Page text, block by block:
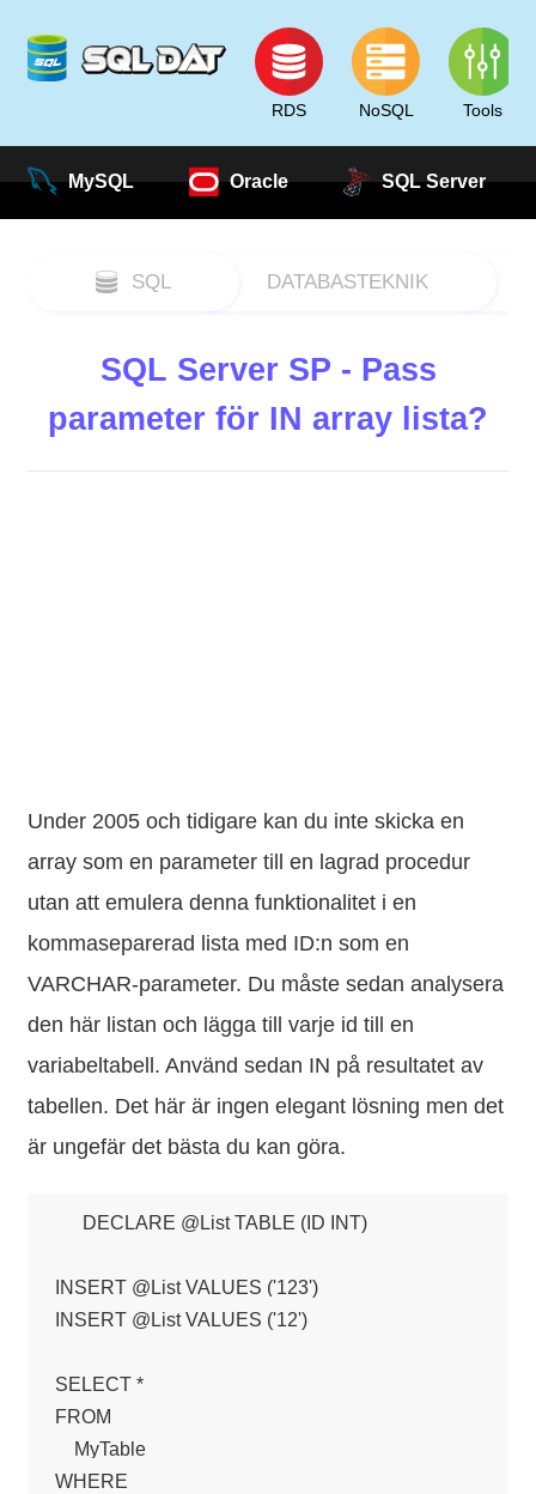
RDS NoSQL Tools
MySQL Oracle SQL Server
SQL DATABASTEKNIK
SQL Server SP - Pass
parameter för IN array lista?
Under 2005 och tidigare kan du inte skicka en
array som en parameter till en lagrad procedur
utan att emulera denna funktionalitet i en
kommaseparerad lista med ID:n som en
VARCHAR-parameter. Du måste sedan analysera
den här listan och lägga till varje id till en
variabeltabell. Använd sedan IN på resultatet av
tabellen. Det här är ingen elegant lösning men det
är ungefär det bästa du kan göra.
DECLARE @List TABLE (ID INT)
INSERT @List VALUES ('123')
INSERT @List VALUES ('12')
SELECT *
FROM
    MyTable
WHERE